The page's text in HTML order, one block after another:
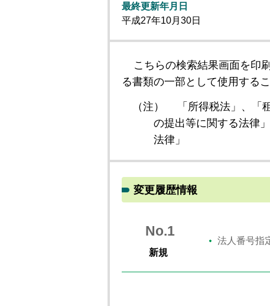
最終更新年月日
平成27年10月30日
こちらの検索結果画面を印
る書類の一部として使用する
（注）
「所得税法」、
の提出等に関する法律
法律」
変更履歴情報
No.1
新規
法人番号指